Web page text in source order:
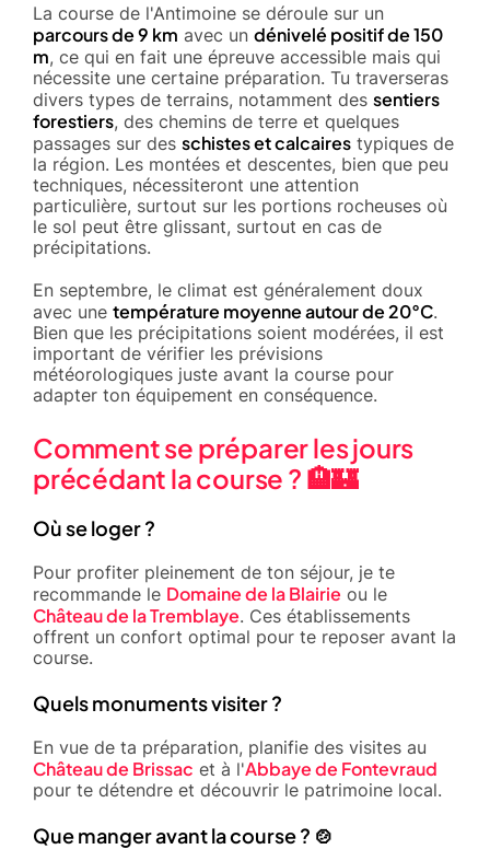
La course de l'Antimoine se déroule sur un
parcours de 9 km avec un dénivelé positif de 150
m, ce qui en fait une épreuve accessible mais qui
nécessite une certaine préparation. Tu traverseras
divers types de terrains, notamment des sentiers
forestiers, des chemins de terre et quelques
passages sur des schistes et calcaires typiques de
la région. Les montées et descentes, bien que peu
techniques, nécessiteront une attention
particulière, surtout sur les portions rocheuses où
le sol peut être glissant, surtout en cas de
précipitations.
En septembre, le climat est généralement doux
avec une température moyenne autour de 20°C.
Bien que les précipitations soient modérées, il est
important de vérifier les prévisions
météorologiques juste avant la course pour
adapter ton équipement en conséquence.
Comment se préparer les jours
précédant la course ? 🏨🏰
Où se loger ?
Pour profiter pleinement de ton séjour, je te
recommande le Domaine de la Blairie ou le
Château de la Tremblaye. Ces établissements
offrent un confort optimal pour te reposer avant la
course.
Quels monuments visiter ?
En vue de ta préparation, planifie des visites au
Château de Brissac et à l'Abbaye de Fontevraud
pour te détendre et découvrir le patrimoine local.
Que manger avant la course ? 🍲